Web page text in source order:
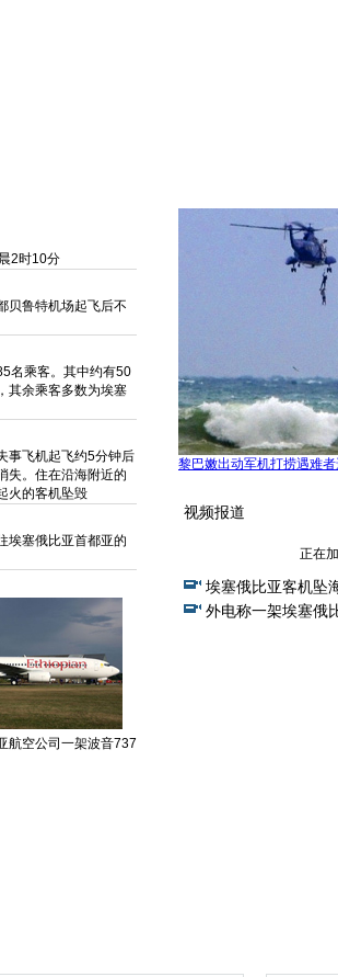
2时10分
贝鲁特机场起飞后不
名乘客。其中约有50
其余乘客多数为埃塞
事飞机起飞约5分钟后
失。住在沿海附近的
火的客机坠毁
埃塞俄比亚首都亚的
航空公司一架波音737
黎巴嫩出动军机打捞遇难者
视频报道
正在
埃塞俄比亚客机坠
外电称一架埃塞俄